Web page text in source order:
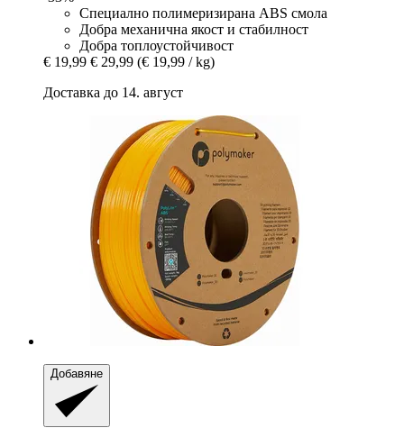
Специално полимеризирана ABS смола
Добра механична якост и стабилност
Добра топлоустойчивост
€ 19,99 € 29,99 (€ 19,99 / kg)
Доставка до 14. август
Добавяне